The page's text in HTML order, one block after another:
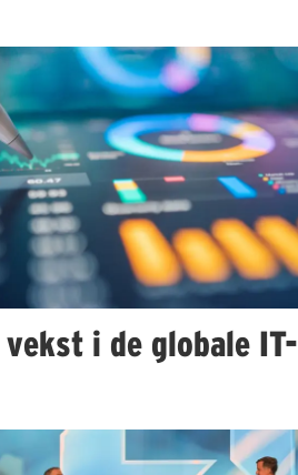
i de globale IT-